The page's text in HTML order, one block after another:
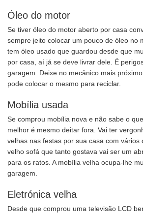
Óleo do motor
Se tiver óleo do motor aberto por casa
sempre jeito colocar um pouco de óleo no
tem óleo usado que guardou desde que
por casa, aí já se deve livrar dele. É
garagem. Deixe no mecânico mais
pode colocar o mesmo para reciclar.
Mobília usada
Se comprou mobília nova e não sabe o
melhor é mesmo deitar fora. Vai ter
velhas nas festas por sua casa com vários
velho sofá que tanto gostava vai ser um
para os ratos. A mobília velha ocupa-lhe
garagem.
Eletrónica velha
Desde que comprou uma televisão LCD